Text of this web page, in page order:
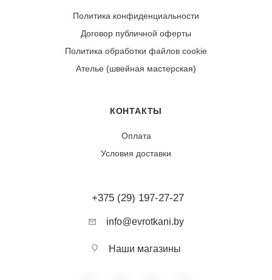
Ткань демонстрирует высокую износостойкость при
соблюдении правил ухода. После первой стирки/
химчистки возможна усадка 2-3%. Сохраняет форму и
цвет после многократного использования.
Камвольная шерстяная ткань
Матовая, плотная, упругая
Зимняя, демисезонная
Высокая (дышащая)
Политика конфиденциальности
Договор публичной оферты
Политика обработки файлов cookie
Ателье (швейная мастерская)
КОНТАКТЫ
Оплата
Условия доставки
+375 (29) 197-27-27
info@evrotkani.by
Наши магазины